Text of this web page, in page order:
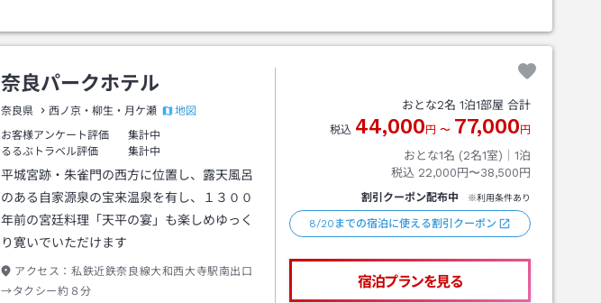
奈良パークホテル
奈良県 西ノ京・柳生・月ケ瀬
地図
お客様アンケート評価
集計中
るるぶトラベル評価
集計中
平城宮跡・朱雀門の西方に位置し、露天風呂
のある自家源泉の宝来温泉を有し、１３００
年前の宮廷料理「天平の宴」も楽しめゆっく
り寛いでいただけます
アクセス： 私鉄近鉄奈良線大和西大寺駅南出口
→タクシー約８分
おとな2名 1泊1部屋 合計
税込 44,000 円 〜 77,000 円
おとな1名 (2名1室)｜ 1泊
税込 22,000円〜38,500円
割引クーポン配布中 ※利用条件あり
8/20までの宿泊に使える割引クーポン
宿泊プランを見る